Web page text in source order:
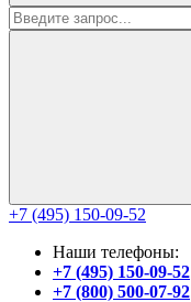
+7 (495) 150-09-52
Наши телефоны:
+7 (495) 150-09-52
+7 (800) 500-07-92